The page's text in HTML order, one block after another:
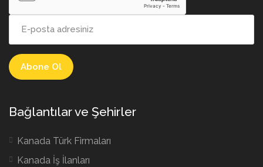
Bağlantılar ve Şehirler
Kanada Türk Firmaları
Kanada İş İlanları